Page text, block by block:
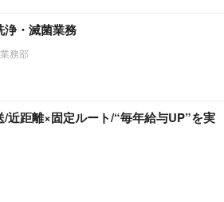
浄・滅菌業務
務部
近距離×固定ルート/“毎年給与UP”を実